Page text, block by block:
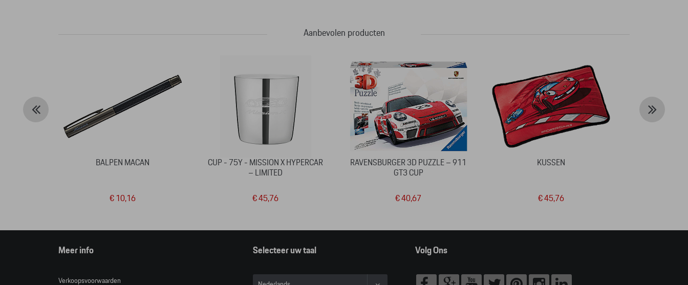
Aanbevolen producten
BALPEN MACAN
€ 10,16
CUP - 75Y - MISSION X HYPERCAR
– LIMITED
€ 45,76
RAVENSBURGER 3D PUZZLE – 911
GT3 CUP
€ 40,67
KUSSEN
€ 45,76
Meer info
Verkoopsvoorwaarden
Selecteer uw taal Volg Ons